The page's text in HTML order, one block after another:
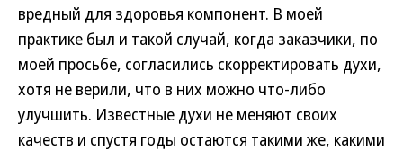
вредный для здоровья компонент. В моей
практике был и такой случай, когда заказчики, по
моей просьбе, согласились скорректировать духи,
хотя не верили, что в них можно что-либо
улучшить. Известные духи не меняют своих
качеств и спустя годы остаются такими же, какими